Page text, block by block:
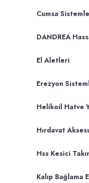
Cumsa
DANDREA
El Aletleri
Erezyon
Helikoil Hatve
Hırdavat
Hss Kesici
Kalıp Bağlama